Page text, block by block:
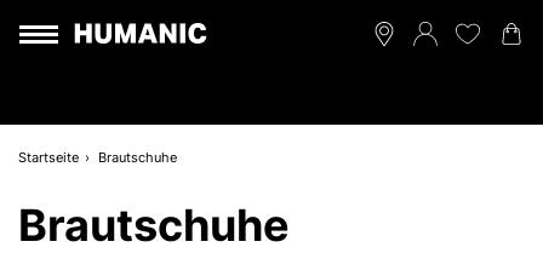
Startseite Brautschuhe
Brautschuhe